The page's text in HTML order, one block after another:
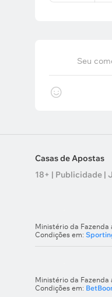
Seu
Casas de Apostas
18+ | Publicidade |
Ministério da Fazenda
Condições em:
Ministério da Fazenda
Condições em: